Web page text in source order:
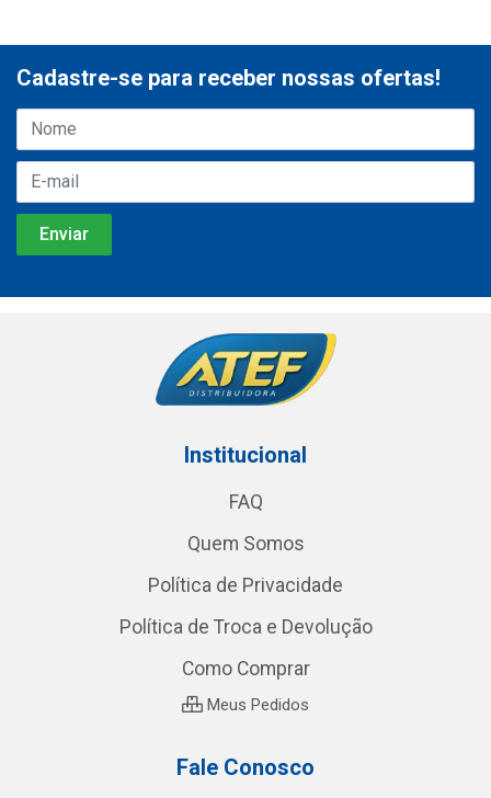
Cadastre-se para receber nossas ofertas!
Institucional
FAQ
Quem Somos
Política de Privacidade
Política de Troca e Devolução
Como Comprar
Meus Pedidos
Fale Conosco